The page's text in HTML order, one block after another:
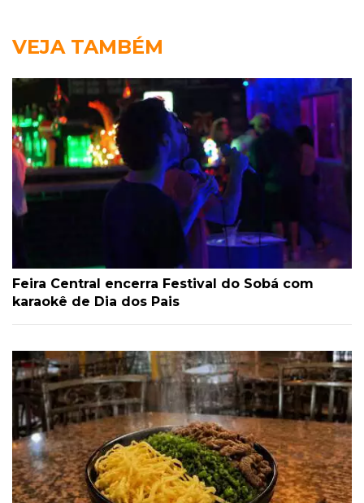
VEJA TAMBÉM
Feira Central encerra Festival do Sobá com
karaokê de Dia dos Pais